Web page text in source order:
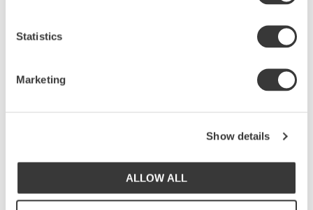
Statistics
Marketing
Show details
ALLOW ALL